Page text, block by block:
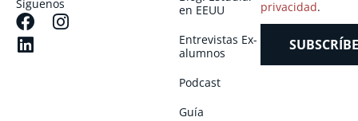
Síguenos
en EEUU
Entrevistas Ex-
alumnos
Podcast
Guía
privacidad.